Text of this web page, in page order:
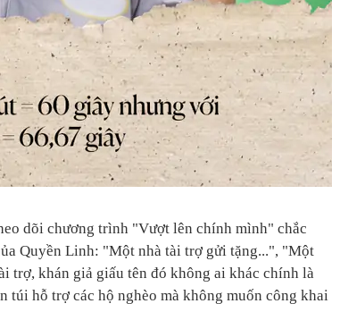
dõi chương trình "Vượt lên chính mình" chắc
Quyền Linh: "Một nhà tài trợ gửi tặng...", "Một
trợ, khán giả giấu tên đó không ai khác chính là
túi hỗ trợ các hộ nghèo mà không muốn công khai